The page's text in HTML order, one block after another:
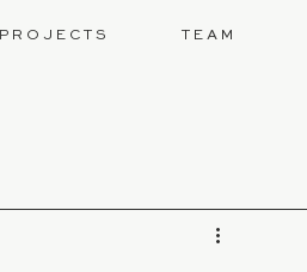
P R O J E C T S T E A M